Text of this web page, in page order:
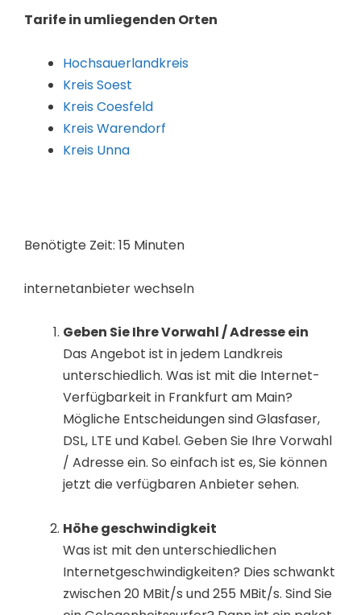
Tarife in umliegenden Orten
Hochsauerlandkreis
Kreis Soest
Kreis Coesfeld
Kreis Warendorf
Kreis Unna
Benötigte Zeit: 15 Minuten
internetanbieter wechseln
Geben Sie Ihre Vorwahl / Adresse ein
Das Angebot ist in jedem Landkreis
unterschiedlich. Was ist mit die Internet-
Verfügbarkeit in Frankfurt am Main?
Mögliche Entscheidungen sind Glasfaser,
DSL, LTE und Kabel. Geben Sie Ihre Vorwahl
/ Adresse ein. So einfach ist es, Sie können
jetzt die verfügbaren Anbieter sehen.
Höhe geschwindigkeit
Was ist mit den unterschiedlichen
Internetgeschwindigkeiten? Dies schwankt
zwischen 20 MBit/s und 255 MBit/s. Sind Sie